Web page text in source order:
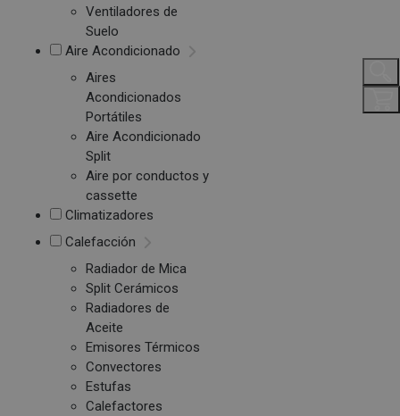
Ventiladores de
Suelo
Aire Acondicionado
Aires
Acondicionados
Portátiles
Aire Acondicionado
Split
Aire por conductos y
cassette
Climatizadores
Calefacción
Radiador de Mica
Split Cerámicos
Radiadores de
Aceite
Emisores Térmicos
Convectores
Estufas
Calefactores